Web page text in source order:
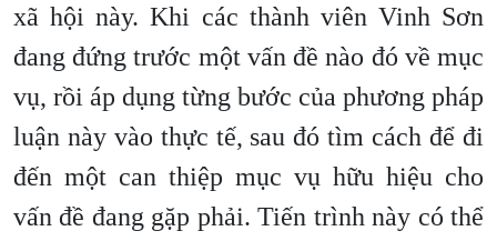
xã hội này. Khi các thành viên Vinh Sơn
đang đứng trước một vấn đề nào đó về mục
vụ, rồi áp dụng từng bước của phương pháp
luận này vào thực tế, sau đó tìm cách để đi
đến một can thiệp mục vụ hữu hiệu cho
vấn đề đang gặp phải. Tiến trình này có thể